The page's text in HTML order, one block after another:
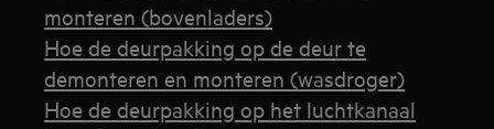
monteren (bovenladers)
Hoe de deurpakking op de deur te
demonteren en monteren (wasdroger)
Hoe de deurpakking op het luchtkanaal